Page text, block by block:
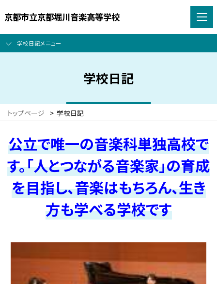
京都市立京都堀川音楽高等学校
学校日記メニュー
学校日記
トップページ > 学校日記
公立で唯一の音楽科単独高校で
す。「人とつながる音楽家」の育成
を目指し、音楽はもちろん、生き
方も学べる学校です